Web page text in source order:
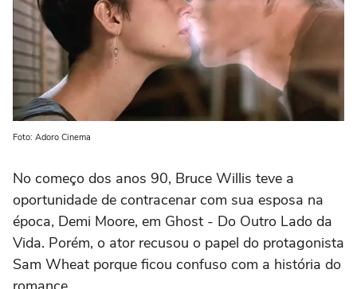
Foto: Adoro Cinema
No começo dos anos 90, Bruce Willis teve a
oportunidade de contracenar com sua esposa na
época, Demi Moore, em Ghost - Do Outro Lado da
Vida. Porém, o ator recusou o papel do protagonista
Sam Wheat porque ficou confuso com a história do